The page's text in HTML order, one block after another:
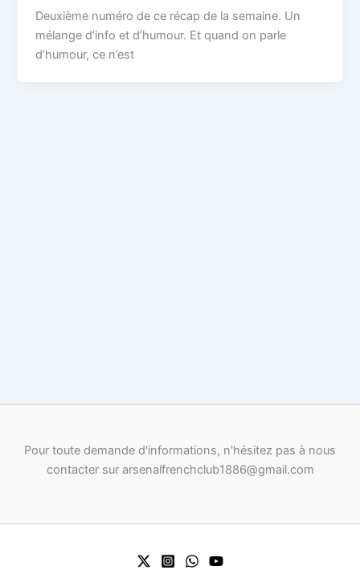
Deuxième numéro de ce récap de la semaine. Un
mélange d’info et d’humour. Et quand on parle
d’humour, ce n’est
Pour toute demande d'informations, n'hésitez pas à nous
contacter sur arsenalfrenchclub1886@gmail.com